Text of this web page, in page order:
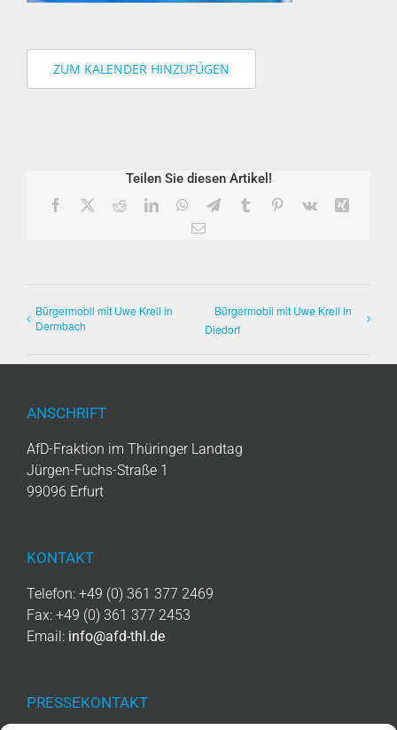
ZUM KALENDER HINZUFÜGEN
Teilen Sie diesen Artikel!
Facebook RedditLinkedInWhatsApp
TelegramTumblr Pinterest
Vk
E-
Bürgermobil mit Uwe Krell in
Dermbach
Bürgermobil mit Uwe Krell in
Diedorf
ANSCHRIFT
AfD-Fraktion im Thüringer Landtag
Jürgen-Fuchs-Straße 1
99096 Erfurt
KONTAKT
Telefon: +49 (0) 361 377 2469
Fax: +49 (0) 361 377 2453
Email: info@afd-thl.de
PRESSEKONTAKT